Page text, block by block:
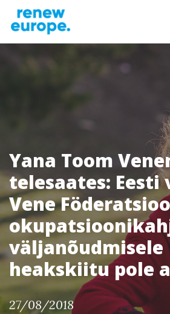
Yana Toom
telesaates: Eesti
Vene
väljanõudmisele
heakskiitu pole
27/08/2018